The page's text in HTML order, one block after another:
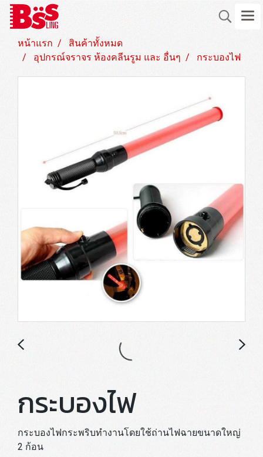
หน้าแรก
สินค้าทั้งหมด
อุปกรณ์จราจร ห้องคลีนรูม และ อื่นๆ
กระบองไฟ
กระบองไฟ
กระบองไฟกระพริบทำงานโดยใช้ถ่านไฟฉายขนาดใหญ่
2 ก้อน